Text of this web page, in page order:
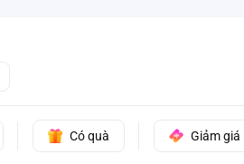
Có quà Giảm giá